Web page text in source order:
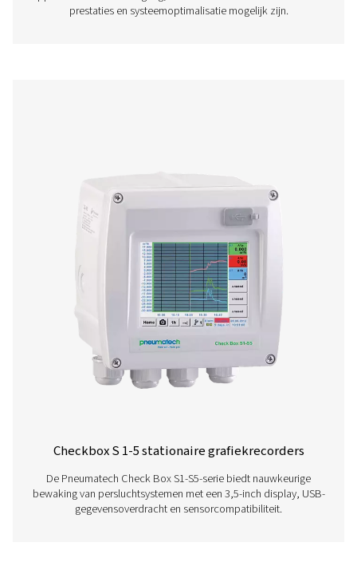
Check Box M 6 Mobile
De Check Box M 6 Mobile Grafiekrecorder biedt
bewaking en evaluatie van de gegevens van het
duurzame IP 65-behuizing en biedt real-time gegevens,
rapporten en externe toegang, waardoor betrouwbare
prestaties en systeemoptimalisatie mogelijk